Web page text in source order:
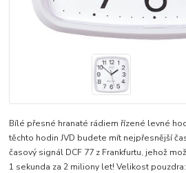
Bílé přesné hranaté rádiem řízené levné
těchto hodin JVD budete mít nejpřesnější
časový signál DCF 77 z Frankfurtu, jehož
1 sekunda za 2 miliony let! Velikost